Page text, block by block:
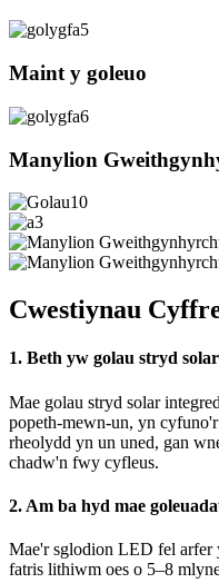
Maint y goleuo
Manylion
Cwestiynau
1. Beth yw golau stryd
Mae golau stryd solar
popeth-mewn-un, yn
rheolydd yn un uned, gan
chadw'n fwy cyfleus.
2. Am ba hyd mae
Mae'r sglodion LED fel arfer
fatris lithiwm oes o 5–8